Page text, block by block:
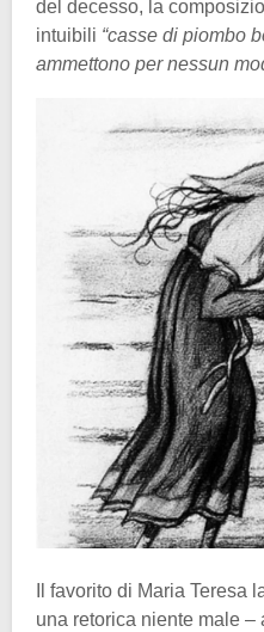
del decesso, la
intuibili “casse di piombo
ammettono per nessun
Il favorito di Maria Teresa
una retorica niente male –